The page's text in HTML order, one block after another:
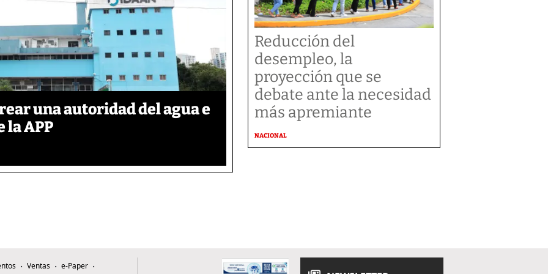
una autoridad del agua e
la APP
Reducción del
desempleo, la
proyección que se
debate ante la necesidad
más apremiante
NACIONAL
Ventas e-Paper